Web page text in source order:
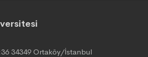
34349 Ortaköy/İstanbul